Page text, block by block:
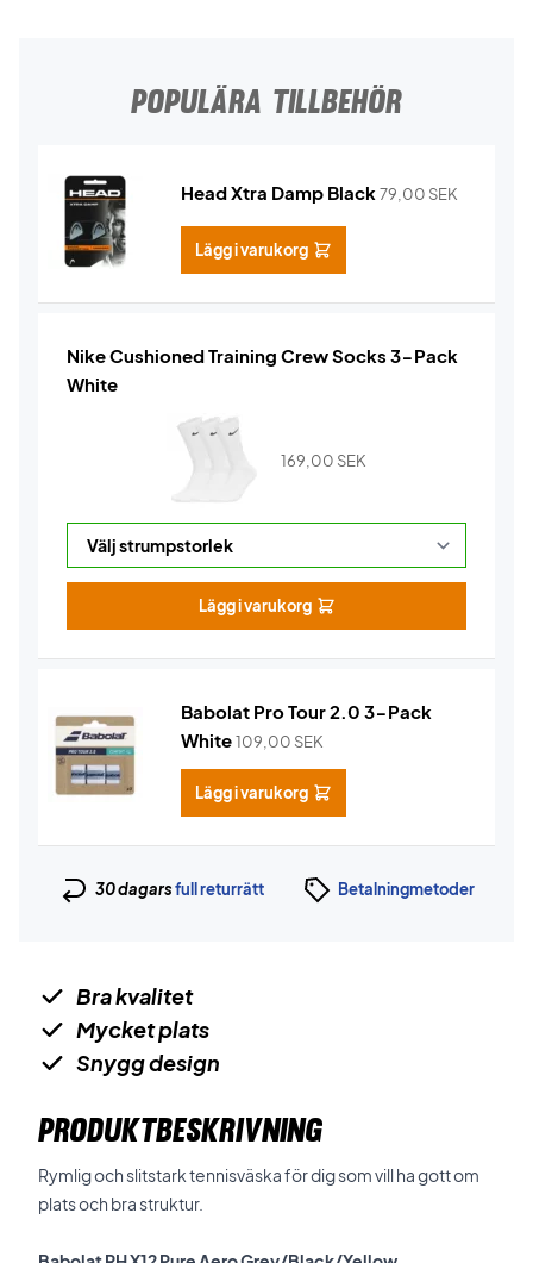
POPULÄRA TILLBEHÖR
Head Xtra Damp Black79,00 SEK
Lägg i varukorg
Nike Cushioned Training Crew Socks 3-Pack
White
169,00 SEK
Lägg i varukorg
Babolat Pro Tour 2.0 3-Pack
White109,00 SEK
Lägg i varukorg
30 dagarsfull returrätt Betalningmetoder
Bra kvalitet
Mycket plats
Snygg design
PRODUKTBESKRIVNING
Rymlig och slitstark tennisväska för dig som vill ha gott om
plats och bra struktur.